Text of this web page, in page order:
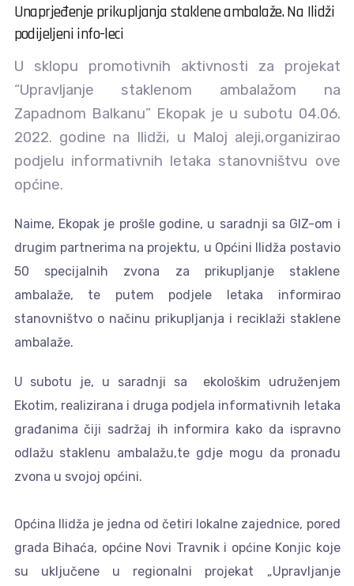
Unaprjeđenje prikupljanja staklene ambalaže. Na Ilidži
podijeljeni info-leci
U sklopu promotivnih aktivnosti za projekat
“Upravljanje staklenom ambalažom na
Zapadnom Balkanu” Ekopak je u subotu 04.06.
2022. godine na Ilidži, u Maloj aleji,organizirao
podjelu informativnih letaka stanovništvu ove
općine.
Naime, Ekopak je prošle godine, u saradnji sa GIZ-om i
drugim partnerima na projektu, u Općini Ilidža postavio
50 specijalnih zvona za prikupljanje staklene
ambalaže, te putem podjele letaka informirao
stanovništvo o načinu prikupljanja i reciklaži staklene
ambalaže.
U subotu je, u saradnji sa ekološkim udruženjem
Ekotim, realizirana i druga podjela informativnih letaka
građanima čiji sadržaj ih informira kako da ispravno
odlažu staklenu ambalažu,te gdje mogu da pronađu
zvona u svojoj općini.
Općina Ilidža je jedna od četiri lokalne zajednice, pored
grada Bihaća, općine Novi Travnik i općine Konjic koje
su uključene u regionalni projekat „Upravljanje